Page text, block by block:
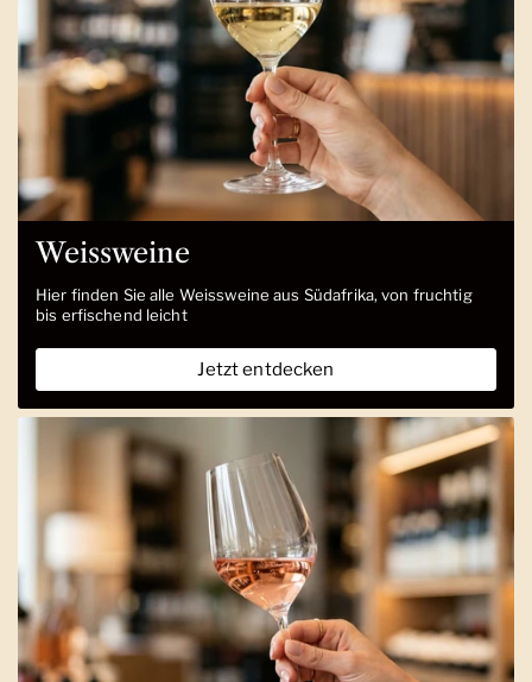
Weissweine
Hier finden Sie alle Weissweine aus Südafrika, von fruchtig
bis erfischend leicht
Jetzt entdecken